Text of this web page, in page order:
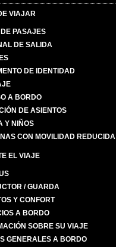
VIAJAR
PASAJES
DE SALIDA
DE IDENTIDAD
A BORDO
DE ASIENTOS
Y NIÑOS
CON MOVILIDAD REDUCIDA
EL VIAJE
/ GUARDA
Y CONFORT
A BORDO
SOBRE SU VIAJE
GENERALES A BORDO